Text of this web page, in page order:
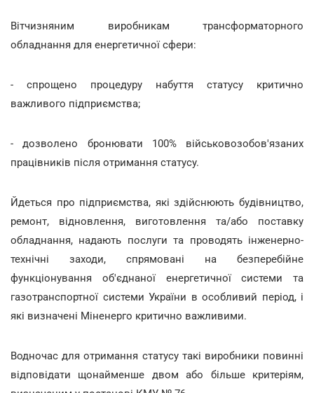
Вітчизняним виробникам трансформаторного
обладнання для енергетичної сфери:
- спрощено процедуру набуття статусу критично
важливого підприємства;
- дозволено бронювати 100% військовозобов'язаних
працівників після отримання статусу.
Йдеться про підприємства, які здійснюють будівництво,
ремонт, відновлення, виготовлення та/або поставку
обладнання, надають послуги та проводять інженерно-
технічні заходи, спрямовані на безперебійне
функціонування об'єднаної енергетичної системи та
газотранспортної системи України в особливий період, і
які визначені Міненерго критично важливими.
Водночас для отримання статусу такі виробники повинні
відповідати щонайменше двом або більше критеріям,